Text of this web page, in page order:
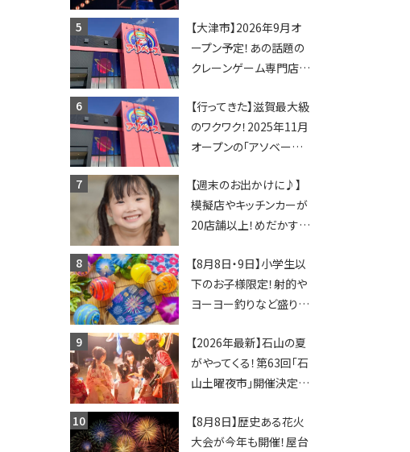
【大津市】2026年9月オ
ープン予定！あの話題の
クレーンゲーム専門店
ってくる！豊郷店に続く滋
賀2店舗目★
【行ってきた】滋賀最大級
のワクワク！2025年11月
オープンの「アソベース
レーンゲームで青果や日
用品までゲットできる新
スポット！
【週末のお出かけに♪】
模擬店やキッチンカーが
20店舗以上！めだかすく
ソングライターによるライ
ブなど。【和邇ふれあい夏
祭り】
【8月8日・9日】小学生以
下のお子様限定！射的や
ヨーヨー釣りなど盛りだ
ちびっこ縁日開催♪【モリ
ーブ】
【2026年最新】石山の夏
がやってくる！第63回「石
山土曜夜市」開催決定！
ージが勢揃い【7月18日・
25日・8月1日】大津市
【8月8日】歴史ある花火
大会が今年も開催！屋台